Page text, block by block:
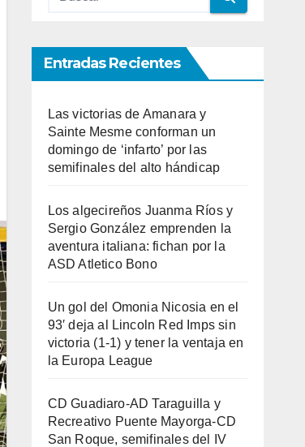
Entradas Recientes
Las victorias de Amanara y
Sainte Mesme conforman un
domingo de ‘infarto’ por las
semifinales del alto hándicap
Los algecireños Juanma Ríos y
Sergio González emprenden la
aventura italiana: fichan por la
ASD Atletico Bono
Un gol del Omonia Nicosia en el
93′ deja al Lincoln Red Imps sin
victoria (1-1) y tener la ventaja en
la Europa League
CD Guadiaro-AD Taraguilla y
Recreativo Puente Mayorga-CD
San Roque, semifinales del IV